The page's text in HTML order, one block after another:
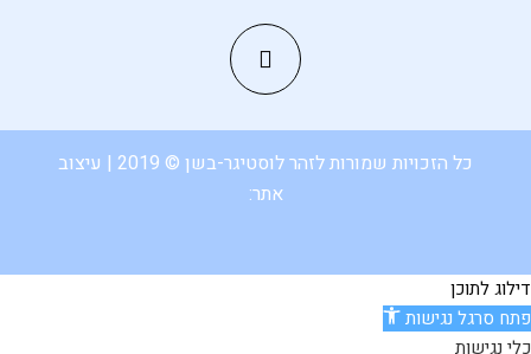
כל הזכויות שמורות לזהר לוסטיגר-בשן © 2019 | עיצוב
אתר:
דילוג לתוכן
פתח סרגל נגישות
כלי נגישות